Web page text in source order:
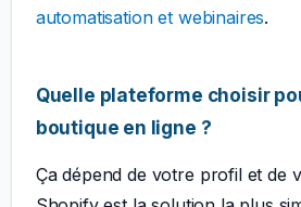
automatisation et webinaires.
Quelle plateforme choisir
boutique en ligne ?
Ça dépend de votre profil et de